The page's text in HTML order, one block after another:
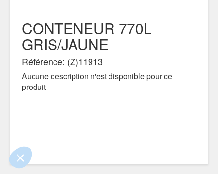
le contenu de ce site vous intéresse
certifiés par
Je choisis OK pour moi
CONTENEUR 770L
GRIS/JAUNE
Référence: (Z)11913
Aucune description n'est disponible pour ce
produit